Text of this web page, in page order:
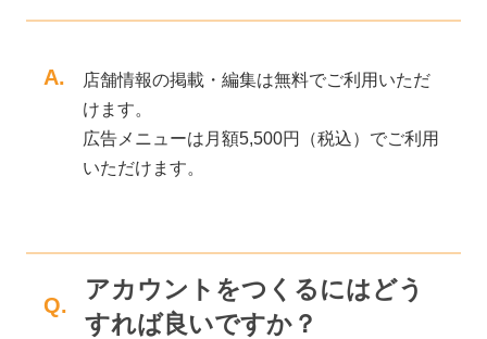
A.
店舗情報の掲載・編集は無料でご利用いただ
けます。
広告メニューは月額5,500円（税込）でご利用
いただけます。
Q.
アカウントをつくるにはどう
すれば良いですか？